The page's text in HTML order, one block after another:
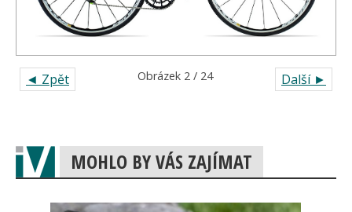
◄ Zpět Další ►
Obrázek 2 / 24
MOHLO BY VÁS ZAJÍMAT